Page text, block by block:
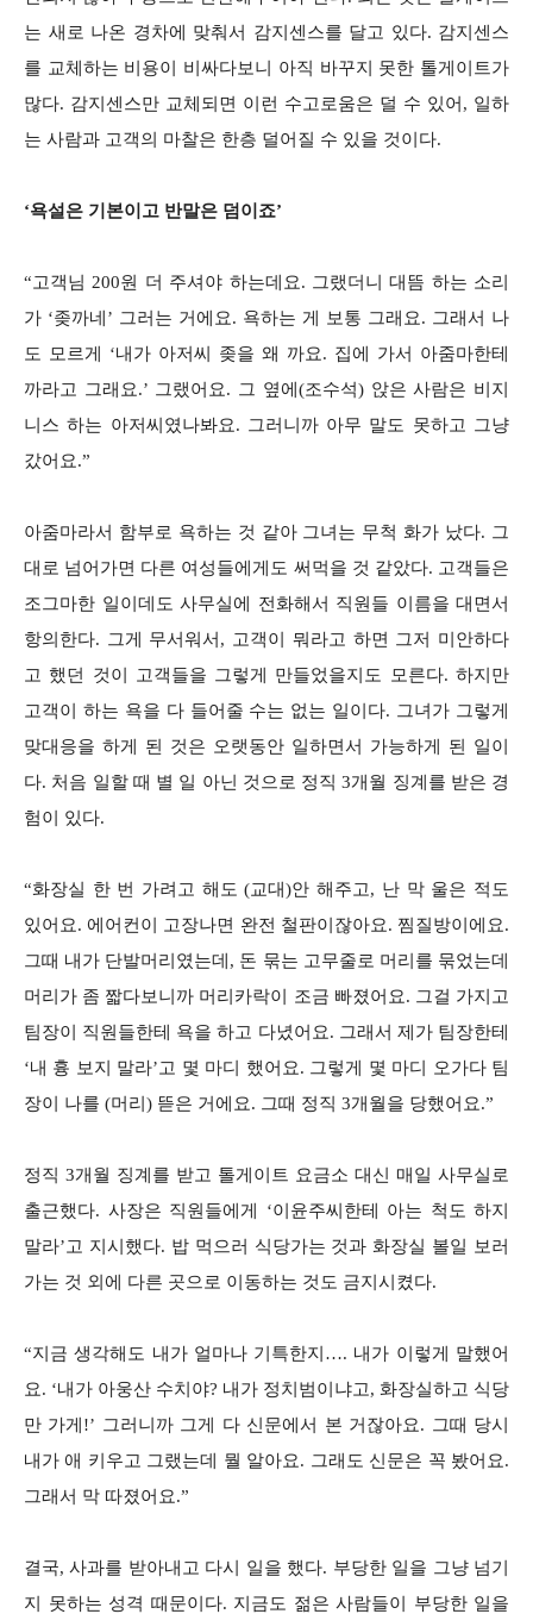
는 새로 나온 경차에 맞춰서 감지센스를 달고 있다. 감지센스
를 교체하는 비용이 비싸다보니 아직 바꾸지 못한 톨게이트가
많다. 감지센스만 교체되면 이런 수고로움은 덜 수 있어, 일하
는 사람과 고객의 마찰은 한층 덜어질 수 있을 것이다.
‘욕설은 기본이고 반말은 덤이죠’
“고객님 200원 더 주셔야 하는데요. 그랬더니 대뜸 하는 소리
가 ‘좆까네’ 그러는 거에요. 욕하는 게 보통 그래요. 그래서 나
도 모르게 ‘내가 아저씨 좆을 왜 까요. 집에 가서 아줌마한테
까라고 그래요.’ 그랬어요. 그 옆에(조수석) 앉은 사람은 비지
니스 하는 아저씨였나봐요. 그러니까 아무 말도 못하고 그냥
갔어요.”
아줌마라서 함부로 욕하는 것 같아 그녀는 무척 화가 났다. 그
대로 넘어가면 다른 여성들에게도 써먹을 것 같았다. 고객들은
조그마한 일이데도 사무실에 전화해서 직원들 이름을 대면서
항의한다. 그게 무서워서, 고객이 뭐라고 하면 그저 미안하다
고 했던 것이 고객들을 그렇게 만들었을지도 모른다. 하지만
고객이 하는 욕을 다 들어줄 수는 없는 일이다. 그녀가 그렇게
맞대응을 하게 된 것은 오랫동안 일하면서 가능하게 된 일이
다. 처음 일할 때 별 일 아닌 것으로 정직 3개월 징계를 받은 경
험이 있다.
“화장실 한 번 가려고 해도 (교대)안 해주고, 난 막 울은 적도
있어요. 에어컨이 고장나면 완전 철판이잖아요. 찜질방이에요.
그때 내가 단발머리였는데, 돈 묶는 고무줄로 머리를 묶었는데
머리가 좀 짧다보니까 머리카락이 조금 빠졌어요. 그걸 가지고
팀장이 직원들한테 욕을 하고 다녔어요. 그래서 제가 팀장한테
‘내 흉 보지 말라’고 몇 마디 했어요. 그렇게 몇 마디 오가다 팀
장이 나를 (머리) 뜯은 거에요. 그때 정직 3개월을 당했어요.”
정직 3개월 징계를 받고 톨게이트 요금소 대신 매일 사무실로
출근했다. 사장은 직원들에게 ‘이윤주씨한테 아는 척도 하지
말라’고 지시했다. 밥 먹으러 식당가는 것과 화장실 볼일 보러
가는 것 외에 다른 곳으로 이동하는 것도 금지시켰다.
“지금 생각해도 내가 얼마나 기특한지…. 내가 이렇게 말했어
요. ‘내가 아웅산 수치야? 내가 정치범이냐고, 화장실하고 식당
만 가게!’ 그러니까 그게 다 신문에서 본 거잖아요. 그때 당시
내가 애 키우고 그랬는데 뭘 알아요. 그래도 신문은 꼭 봤어요.
그래서 막 따졌어요.”
결국, 사과를 받아내고 다시 일을 했다. 부당한 일을 그냥 넘기
지 못하는 성격 때문이다. 지금도 젊은 사람들이 부당한 일을